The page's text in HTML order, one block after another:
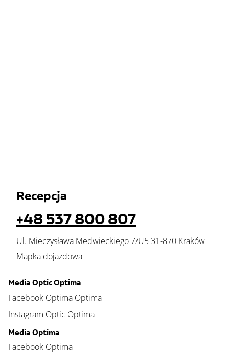
Recepcja
+48 537 800 807
Ul. Mieczysława Medwieckiego 7/U5 31-870 Kraków
Mapka dojazdowa
Media Optima
Facebook Optima
Media Optic Optima
Facebook Optima Optima
Instagram Optic Optima